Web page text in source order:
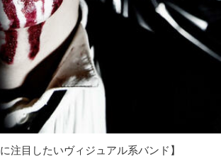
注目したいヴィジュアル系バンド】